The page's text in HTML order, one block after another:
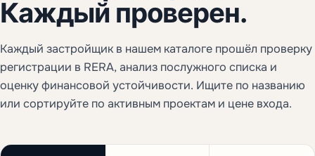
Каждый проверен.
Каждый застройщик в нашем каталоге прошёл проверку
регистрации в RERA, анализ послужного списка и
оценку финансовой устойчивости. Ищите по названию
или сортируйте по активным проектам и цене входа.